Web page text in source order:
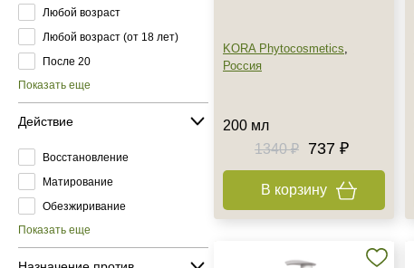
Любой возраст
Любой возраст (от 18 лет)
После 20
Показать еще
Действие
Восстановление
Матирование
Обезжиривание
Показать еще
KORA Phytocosmetics,
Россия
200 мл
1340 ₽
737 ₽
В корзину